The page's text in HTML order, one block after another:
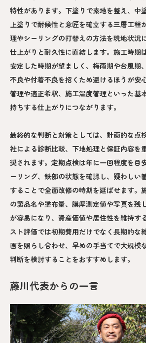
特性があります。下塗りで素地を整え、中
上塗りで耐候性と意匠を確立する三層工程
理やシーリングの打替えの方法を現地状況
仕上がりと耐久性に直結します。施工時期
安定した時期が望ましく、梅雨期や台風期
不良や付着不良を招くため避けるほうが安
管理や適正希釈、施工温度管理といった基
持ちする仕上がりにつながります。
最終的な判断と対策としては、計画的な点
社による診断比較、下地処理と保証内容を
奨されます。定期点検は年に一回程度を目
ーリング、鉄部の状態を確認し、疑わしい
することで全面改修の時期を延ばせます。
の製品名や塗布量、膜厚測定値や写真を残
が容易になり、資産価値や居住性を維持す
スト評価では初期費用だけでなく長期的な
画を照らし合わせ、早めの手当てで大規模
判断を検討することをおすすめします。
藤川代表からの一言